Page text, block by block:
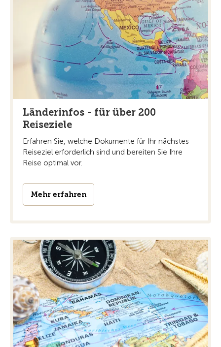
Länderinfos - für über 200
Reiseziele
Erfahren Sie, welche Dokumente für Ihr nächstes
Reiseziel erforderlich sind und bereiten Sie Ihre
Reise optimal vor.
Mehr erfahren